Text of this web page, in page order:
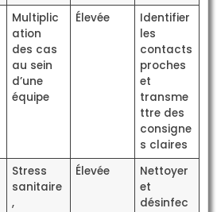
Multiplic
ation
des cas
au sein
d’une
équipe
Élevée
Identifier
les
contacts
proches
et
transme
ttre des
consigne
s claires
Stress
sanitaire
,
Élevée
Nettoyer
et
désinfec